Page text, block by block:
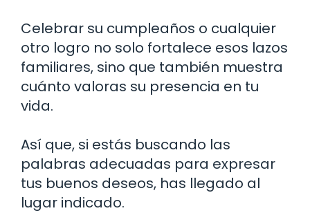
Celebrar su cumpleaños o cualquier
otro logro no solo fortalece esos lazos
familiares, sino que también muestra
cuánto valoras su presencia en tu
vida.
Así que, si estás buscando las
palabras adecuadas para expresar
tus buenos deseos, has llegado al
lugar indicado.